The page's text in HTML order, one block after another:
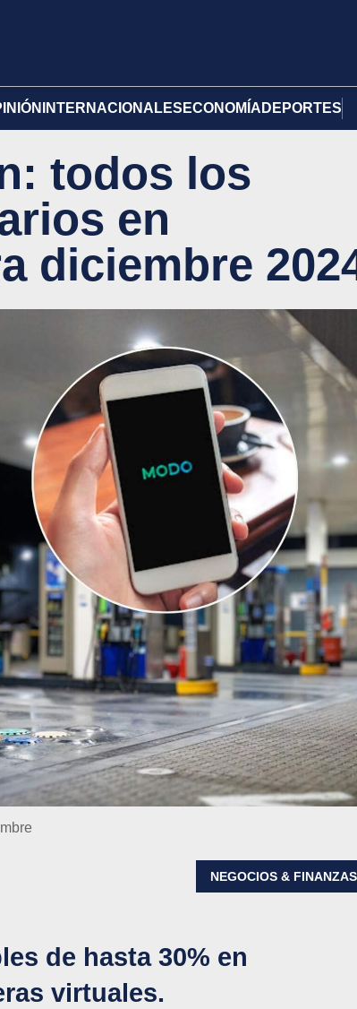
INTERNACIONALES ECONOMÍA DEPORTES
todos los
en
diciembre
NEGOCIOS & FINANZAS
de hasta 30% en
virtuales.